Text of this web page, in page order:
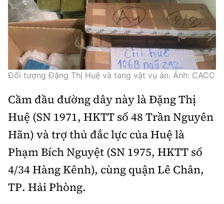
Tổng biên tập: Nguyễn Thị Hồng Nga
Phó Tổng biên tập:Nguyễn Sơn Tùng,
Nguyễn Đức Thắng, La Đức Hùng
Hotline:
0901 514 799
Quảng cáo và Phát hành:
0915 057 282
Cấm sao chép dưới mọi hình thức nếu không có sự
chấp thuận bằng văn bản.
Thông tin tòa
soạn
Đối tượng Đặng Thị Huệ và tang vật vụ án. Ảnh: CACC
Cầm đầu đường dây này là Đặng Thị
Huệ (SN 1971, HKTT số 48 Trần Nguyên
Hãn) và trợ thủ đắc lực của Huệ là
Phạm Bích Nguyệt (SN 1975, HKTT số
4/34 Hàng Kênh), cùng quận Lê Chân,
TP. Hải Phòng.